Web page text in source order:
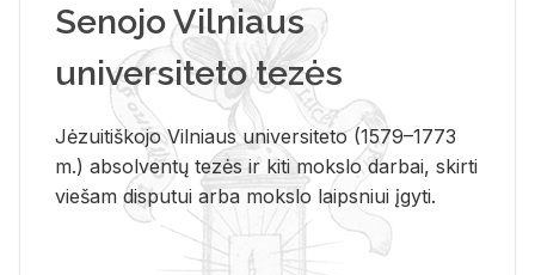
Senojo Vilniaus
universiteto tezės
Jėzuitiškojo Vilniaus universiteto (1579–1773
m.) absolventų tezės ir kiti mokslo darbai, skirti
viešam disputui arba mokslo laipsniui įgyti.